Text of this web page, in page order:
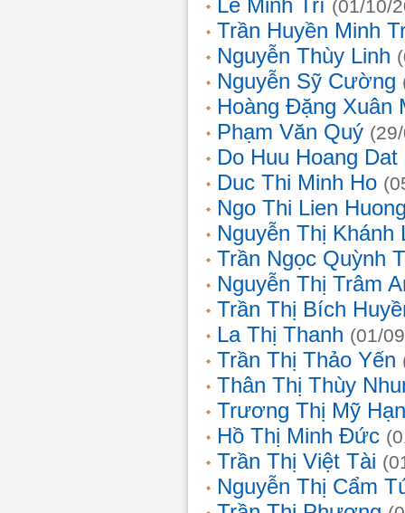
Lê Minh Trí (01/10/
Trần Huyền Minh
Nguyễn Thùy Linh
Nguyễn Sỹ Cường
Hoàng Đặng Xuân
Phạm Văn Quý
Do Huu Hoang Dat
Duc Thi Minh Ho
Ngo Thi Lien
Nguyễn Thị Khánh
Trần Ngọc Quỳnh
Nguyễn Thị Trâm
Trần Thị Bích
La Thị Thanh (01/
Trần Thị Thảo Yến
Thân Thị Thùy
Trương Thị Mỹ
Hồ Thị Minh Đức
Trần Thị Việt Tài
Nguyễn Thị Cẩm